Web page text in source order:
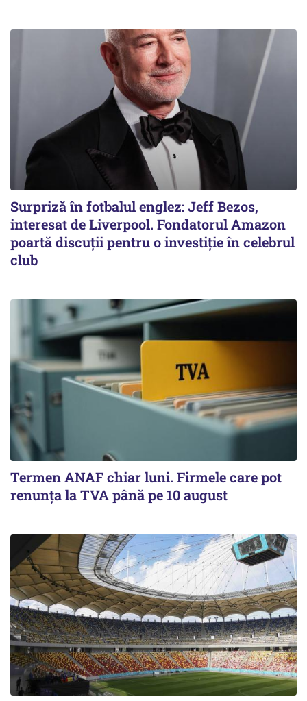
Surpriză în fotbalul englez: Jeff Bezos,
interesat de Liverpool. Fondatorul Amazon
poartă discuții pentru o investiție în celebrul
club
Termen ANAF chiar luni. Firmele care pot
renunța la TVA până pe 10 august